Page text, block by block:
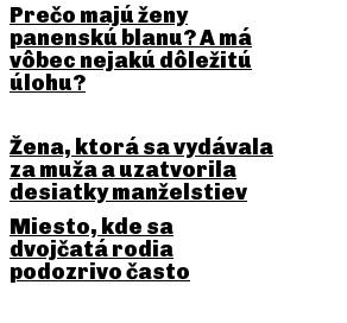
Prečo majú ženy
panenskú blanu? A má
vôbec nejakú dôležitú
úlohu?
Žena, ktorá sa vydávala
za muža a uzatvorila
desiatky manželstiev
Miesto, kde sa
dvojčatá rodia
podozrivo často